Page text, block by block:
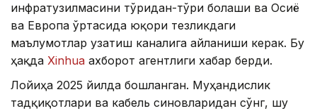
инфратузилмасини тўғридан-тўғри боғлаши ва Осиё
ва Европа ўртасида юқори тезликдаги
маълумотлар узатиш каналига айланиши керак. Бу
ҳақда Xinhua ахборот агентлиги хабар берди.
Лойиҳа 2025 йилда бошланган. Муҳандислик
тадқиқотлари ва кабель синовларидан сўнг, шу